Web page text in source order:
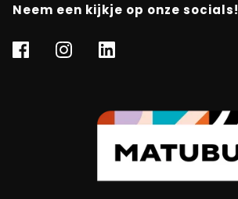
Neem een kijkje op onze socials!